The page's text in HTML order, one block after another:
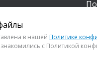
в нашей Политике
с Политикой